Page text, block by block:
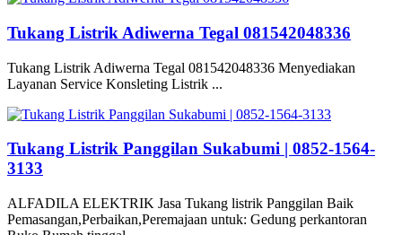
Tukang Listrik Adiwerna Tegal 081542048336
Tukang Listrik Adiwerna Tegal 081542048336 Menyediakan
Layanan Service Konsleting Listrik ...
Tukang Listrik Panggilan Sukabumi | 0852-1564-
3133
ALFADILA ELEKTRIK Jasa Tukang listrik Panggilan Baik
Pemasangan,Perbaikan,Peremajaan untuk: Gedung perkantoran